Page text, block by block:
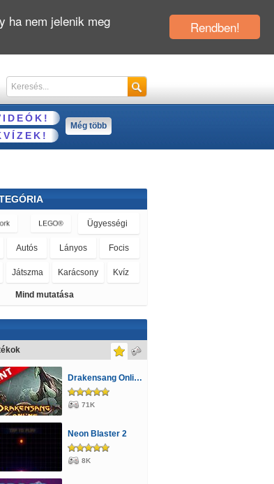
Még több
Mind mutatása
Drakensang Online - Kingshill férges csatornái
71K
Neon Blaster 2
8K
Rendben!
ha nem jelenik meg